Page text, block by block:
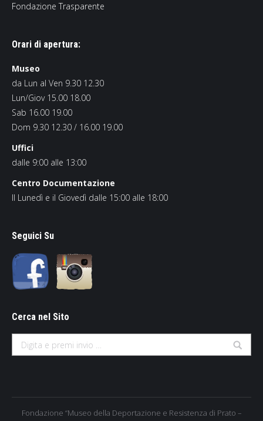
Fondazione Trasparente
Orari di apertura:
Museo
da Lun al Ven 9.30 12.30
Lun/Giov 15.00 18.00
Sab 16.00 19.00
Dom 9.30 12.30 / 16.00 19.00
Uffici
dalle 9:00 alle 13:00
Centro Documentazione
Il Lunedì e il Giovedì dalle 15:00 alle 18:00
Seguici Su
Cerca nel Sito
Search:
Fondazione “Museo della Deportazione e Resistenza di Prato –